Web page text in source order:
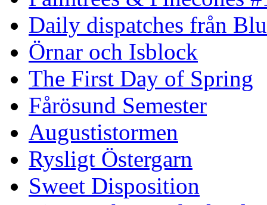
Daily dispatches från
Örnar och Isblock
The First Day of Spring
Fårösund Semester
Augustistormen
Rysligt Östergarn
Sweet Disposition